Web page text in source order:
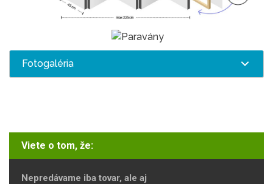
Fotogaléria
Viete o tom, že:
Nepredávame iba tovar, ale aj